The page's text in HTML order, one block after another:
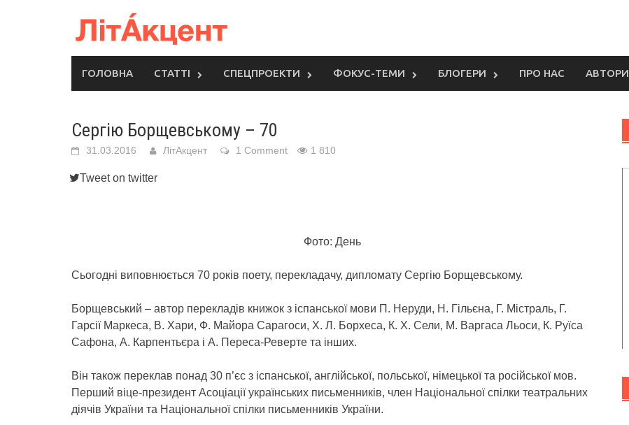
ГОЛОВНА СТАТТІ СПЕЦПРОЕКТИ ФОКУС-ТЕМИ БЛОГЕРИ ПРО НАС АВТОРИ
Сергію Борщевському – 70
31.03.2016 ЛітАкцент 1 Comment 1 810
Tweet on twitter
Фото: День
Сьогодні виповнюється 70 років поету, перекладачу, дипломату Сергію Борщевському.
Борщевський – автор перекладів книжок з іспанської мови П. Неруди, Н. Гільєна, Г. Містраль, Г.
Гарсії Маркеса, В. Хари, Ф. Майора Сарагоси, Х. Л. Борхеса, К. Х. Сели, М. Варгаса Льоси, К. Руїса
Сафона, А. Карпентьєра і А. Переса-Реверте та інших.
Він також переклав понад 30 п’єс з іспанської, англійської, польської, німецької та російської мов.
Перший віце-президент Асоціації українських письменників, член Національної спілки театральних
діячів України та Національної спілки письменників України.